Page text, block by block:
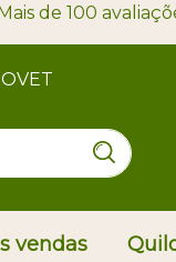
de 100
vendas